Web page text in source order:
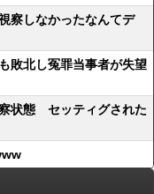
察しなかったなんてデ
敗北し冤罪当事者が失望
状態 セッティグされた